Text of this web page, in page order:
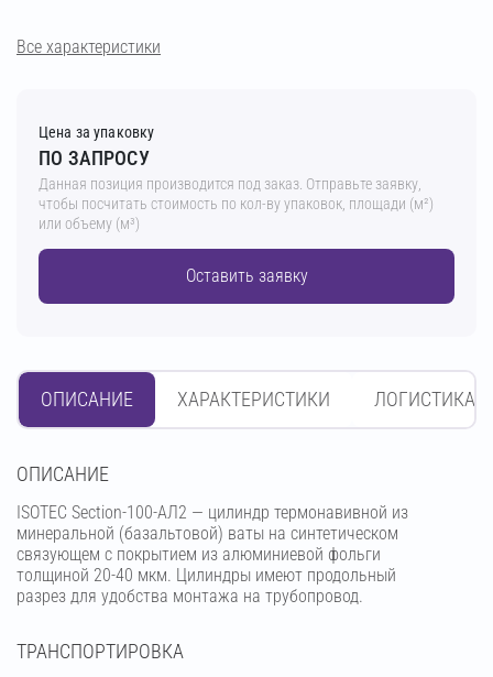
Все характеристики
Цена за упаковку
ПО ЗАПРОСУ
Данная позиция производится под заказ. Отправьте заявку,
чтобы посчитать стоимость по кол-ву упаковок, площади (м²)
или объему (м³)
Оставить заявку
ОПИСАНИЕ ХАРАКТЕРИСТИКИ ЛОГИСТИКА
OПИСАНИЕ
ISOTEC Section-100-АЛ2 — цилиндр термонавивной из
минеральной (базальтовой) ваты на синтетическом
связующем с покрытием из алюминиевой фольги
толщиной 20-40 мкм. Цилиндры имеют продольный
разрез для удобства монтажа на трубопровод.
ТРАНСПОРТИРОВКА